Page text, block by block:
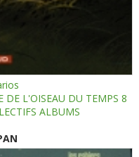
DE L'OISEAU DU TEMPS 8
ALBUMS